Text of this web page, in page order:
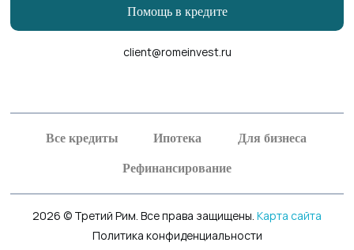
Все кредиты Ипотека Для бизнеса
Рефинансирование
client@romeinvest.ru
Помощь в кредите
2026 © Третий Рим. Все права защищены. Карта сайта
Политика конфиденциальности